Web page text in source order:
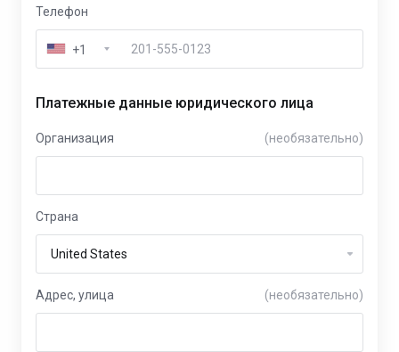
Телефон
+1
Платежные данные юридического лица
Организация (необязательно)
Страна
Адрес, улица (необязательно)